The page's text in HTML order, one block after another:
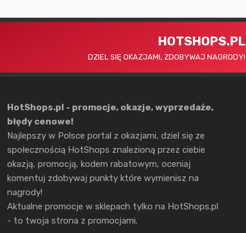
HOTSHOPS.PL
DZIEL SIĘ OKAZJAMI, ZDOBYWAJ NAGRODY!
HotShops.pl - promocje, okazje, wyprzedaże,
błędy cenowe!
Najlepszy w Polsce portal z okazjami, dziel się ze
społecznością HotShops znalezioną przez ciebie
okazją, promocją, kodem rabatowym, oceniaj
komentuj zdobywaj punkty które wymienisz na
nagrody!
Aktualne promocje w sklepach tylko na HotShops.pl
- to twoja strona z promocjami.